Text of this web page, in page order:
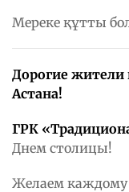
Мереке құтты
Дорогие жители
Астана!
ГРК
Днем столицы!
Желаем каждому